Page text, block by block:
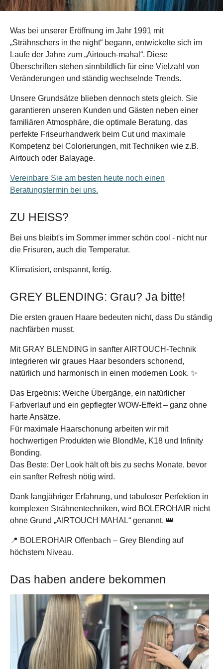
Was bei unserer Eröffnung im Jahr 1991 mit
„Strähnschers in the night“ begann, entwickelte sich im
Laufe der Jahre zum „Airtouch-mahal“. Diese
Überschriften stehen sinnbildlich für eine Vielzahl von
Veränderungen und ständig wechselnde Trends.
Unsere Grundsätze blieben dennoch stets gleich. Sie
garantieren unseren Kunden und Gästen neben einer
familiären Atmosphäre, die optimale Beratung, das
perfekte Friseurhandwerk beim Cut und maximale
Kompetenz bei Colorierungen, mit Techniken wie z.B.
Airtouch oder Balayage.
Vereinbare Sie am besten heute noch einen
Beratungstermin bei uns.
ZU HEISS?
Bei uns bleibt's im Sommer immer schön cool - nicht nur
die Frisuren, auch die Temperatur.
Klimatisiert, entspannt, fertig.
GREY BLENDING: Grau? Ja bitte!
Die ersten grauen Haare bedeuten nicht, dass Du ständig
nachfärben musst.
Mit GRAY BLENDING in sanfter AIRTOUCH-Technik
integrieren wir graues Haar besonders schonend,
natürlich und harmonisch in einen modernen Look. ✨
Das Ergebnis: Weiche Übergänge, ein natürlicher
Farbverlauf und ein gepflegter WOW-Effekt – ganz ohne
harte Ansätze.
Für maximale Haarschonung arbeiten wir mit
hochwertigen Produkten wie BlondMe, K18 und Infinity
Bonding.
Das Beste: Der Look hält oft bis zu sechs Monate, bevor
ein sanfter Refresh nötig wird.
Dank langjähriger Erfahrung, und tabuloser Perfektion in
komplexen Strähnentechniken, wird BOLEROHAIR nicht
ohne Grund „AIRTOUCH MAHAL“ genannt. 👑
📍 BOLEROHAIR Offenbach – Grey Blending auf
höchstem Niveau.
Das haben andere bekommen
Show larger version Show larger version